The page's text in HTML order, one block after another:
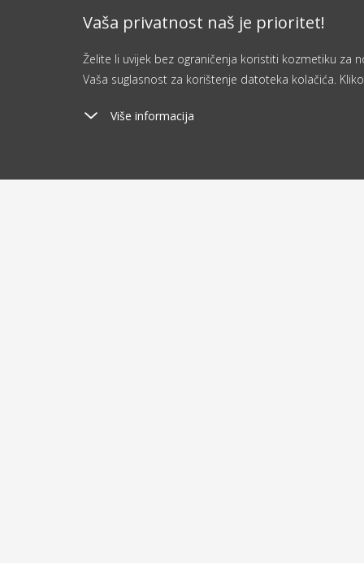
Vaša privatnost naš je prioritet!
Želite li uvijek bez ograničenja koristiti kozmetiku za
Vaša suglasnost za korištenje datoteka kolačića.
Više informacija